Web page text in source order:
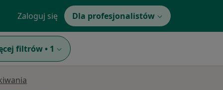
Zaloguj się Dla profesjonalistów
filtrów • 1